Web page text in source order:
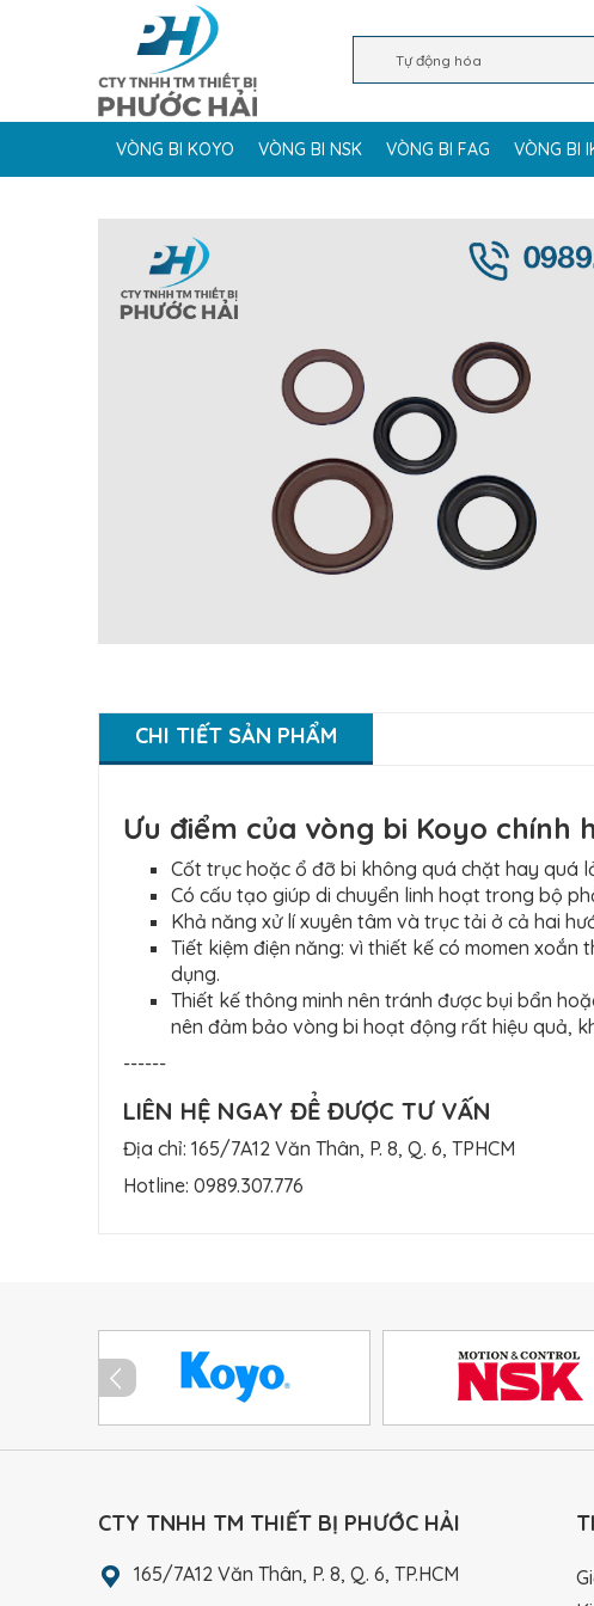
VÒNG BI KOYO VÒNG BI NSK VÒNG BI FAG VÒNG BI
CHI TIẾT SẢN PHẨM
Ưu điểm của vòng bi Koyo chính
Cốt trục hoặc ổ đỡ bi không quá chặt hay quá
Có cấu tạo giúp di chuyển linh hoạt trong bộ
Khả năng xử lí xuyên tâm và trục tải ở cả hai
Tiết kiệm điện năng: vì thiết kế có momen
dụng.
Thiết kế thông minh nên tránh được bụi bẩn
nên đảm bảo vòng bi hoạt động rất hiệu quả,
------
LIÊN HỆ NGAY ĐỂ ĐƯỢC TƯ VẤN
Địa chỉ: 165/7A12 Văn Thân, P. 8, Q. 6, TPHCM
Hotline: 0989.307.776
CTY TNHH TM THIẾT BỊ PHƯỚC HẢI
165/7A12 Văn Thân, P. 8, Q. 6, TP.HCM